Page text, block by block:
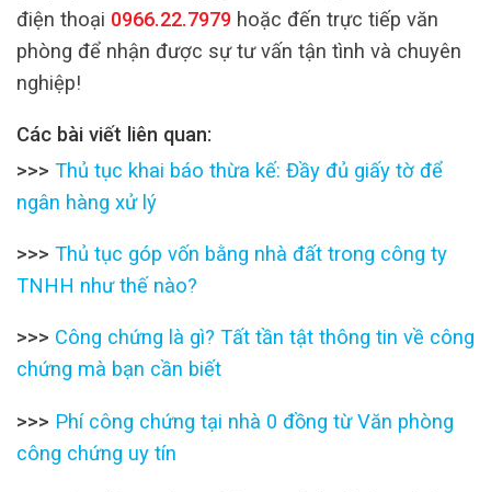
điện thoại 0966.22.7979 hoặc đến trực tiếp văn
phòng để nhận được sự tư vấn tận tình và chuyên
nghiệp!
Các bài viết liên quan:
>>> Thủ tục khai báo thừa kế: Đầy đủ giấy tờ để
ngân hàng xử lý
>>> Thủ tục góp vốn bằng nhà đất trong công ty
TNHH như thế nào?
>>> Công chứng là gì? Tất tần tật thông tin về công
chứng mà bạn cần biết
>>> Phí công chứng tại nhà 0 đồng từ Văn phòng
công chứng uy tín